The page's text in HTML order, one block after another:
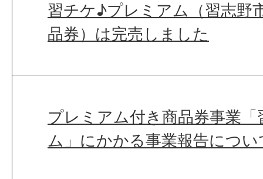
習チケ♪プレミアム（習志野
品券）は完売しました
プレミアム付き商品券事業
ム」にかかる事業報告につい